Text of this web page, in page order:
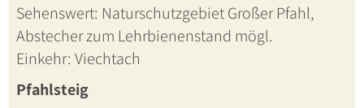
Sehenswert: Naturschutzgebiet Großer Pfahl,
Abstecher zum Lehrbienenstand mögl.
Einkehr: Viechtach
Pfahlsteig